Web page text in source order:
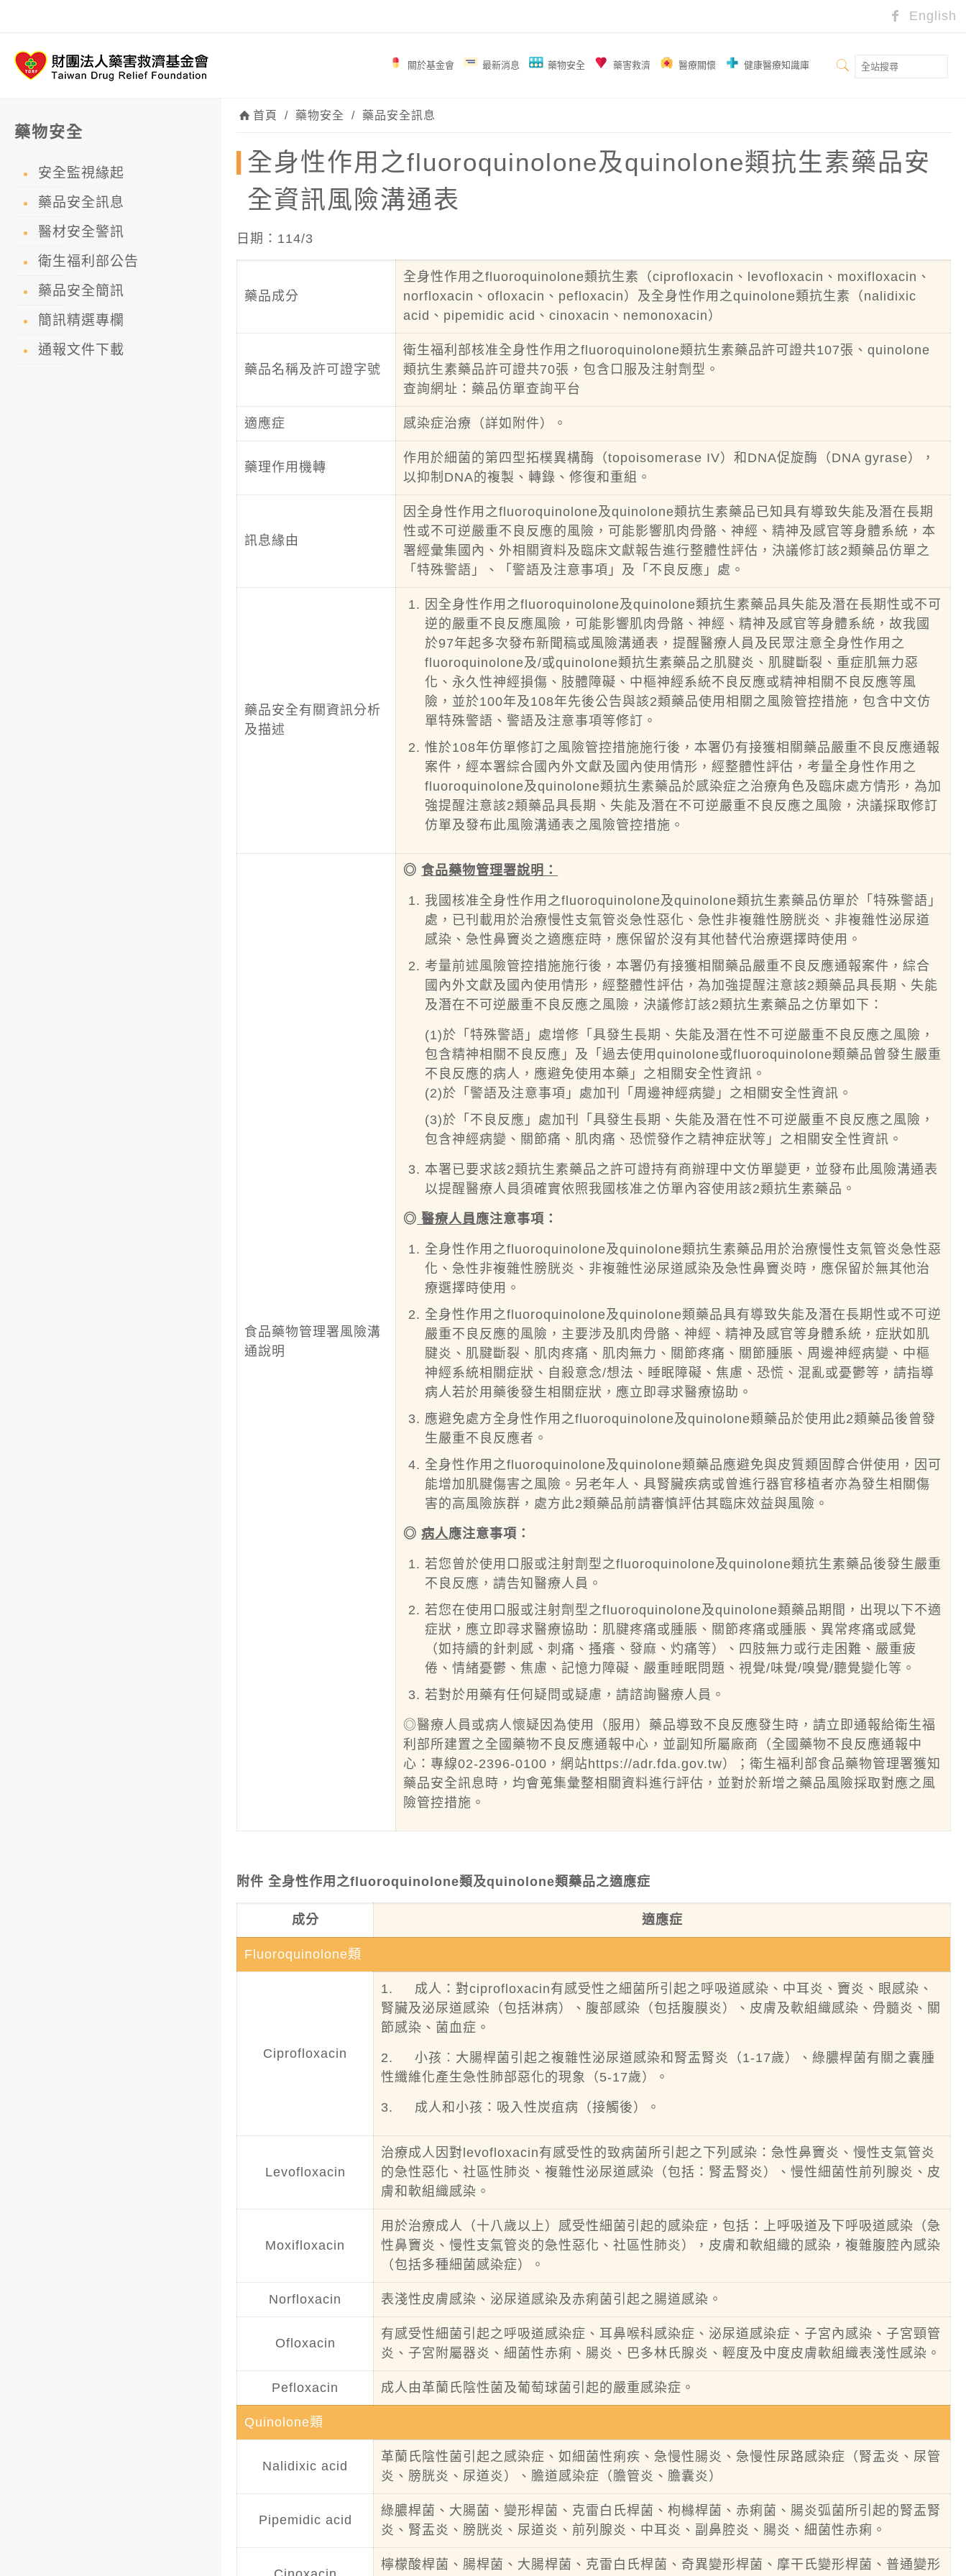
English
關於基金會 最新消息 藥物安全 藥害救濟 醫療關懷 健康醫療知識庫
首頁 / 藥物安全 / 藥品安全訊息
全身性作用之fluoroquinolone及quinolone類抗生素藥品安
全資訊風險溝通表
日期：114/3
藥品成分
全身性作用之fluoroquinolone類抗生素（ciprofloxacin、levofloxacin、moxifloxacin、
norfloxacin、ofloxacin、pefloxacin）及全身性作用之quinolone類抗生素（nalidixic
acid、pipemidic acid、cinoxacin、nemonoxacin）
藥品名稱及許可證字號
衛生福利部核准全身性作用之fluoroquinolone類抗生素藥品許可證共107張、quinolone
類抗生素藥品許可證共70張，包含口服及注射劑型。
查詢網址： 藥品仿單查詢平台
適應症 感染症治療（詳如附件）。
藥理作用機轉
作用於細菌的第四型拓樸異構酶（topoisomerase IV）和DNA促旋酶（DNA gyrase），
以抑制DNA的複製、轉錄、修復和重組。
訊息緣由
因全身性作用之fluoroquinolone及quinolone類抗生素藥品已知具有導致失能及潛在長期
性或不可逆嚴重不良反應的風險，可能影響肌肉骨骼、神經、精神及感官等身體系統，本
署經彙集國內、外相關資料及臨床文獻報告進行整體性評估，決議修訂該2類藥品仿單之
「特殊警語」、「警語及注意事項」及「不良反應」處。
藥品安全有關資訊分析
及描述
因全身性作用之fluoroquinolone及quinolone類抗生素藥品具失能及潛在長期性或不可
逆的嚴重不良反應風險，可能影響肌肉骨骼、神經、精神及感官等身體系統，故我國
於97年起多次發布新聞稿或風險溝通表，提醒醫療人員及民眾注意全身性作用之
fluoroquinolone及/或quinolone類抗生素藥品之肌腱炎、肌腱斷裂、重症肌無力惡
化、永久性神經損傷、肢體障礙、中樞神經系統不良反應或精神相關不良反應等風
險，並於100年及108年先後公告與該2類藥品使用相關之風險管控措施，包含中文仿
單特殊警語、警語及注意事項等修訂。
惟於108年仿單修訂之風險管控措施施行後，本署仍有接獲相關藥品嚴重不良反應通報
案件，經本署綜合國內外文獻及國內使用情形，經整體性評估，考量全身性作用之
fluoroquinolone及quinolone類抗生素藥品於感染症之治療角色及臨床處方情形，為加
強提醒注意該2類藥品具長期、失能及潛在不可逆嚴重不良反應之風險，決議採取修訂
仿單及發布此風險溝通表之風險管控措施。
食品藥物管理署風險溝
通說明
◎食品藥物管理署說明：
我國核准全身性作用之fluoroquinolone及quinolone類抗生素藥品仿單於「特殊警語」
處，已刊載用於治療慢性支氣管炎急性惡化、急性非複雜性膀胱炎、非複雜性泌尿道
感染、急性鼻竇炎之適應症時，應保留於沒有其他替代治療選擇時使用。
考量前述風險管控措施施行後，本署仍有接獲相關藥品嚴重不良反應通報案件，綜合
國內外文獻及國內使用情形，經整體性評估，為加強提醒注意該2類藥品具長期、失能
及潛在不可逆嚴重不良反應之風險，決議修訂該2類抗生素藥品之仿單如下：
(1)於「特殊警語」處增修「具發生長期、失能及潛在性不可逆嚴重不良反應之風險，
包含精神相關不良反應」及「過去使用quinolone或fluoroquinolone類藥品曾發生嚴重
不良反應的病人，應避免使用本藥」之相關安全性資訊。
(2)於「警語及注意事項」處加刊「周邊神經病變」之相關安全性資訊。
(3)於「不良反應」處加刊「具發生長期、失能及潛在性不可逆嚴重不良反應之風險，
包含神經病變、關節痛、肌肉痛、恐慌發作之精神症狀等」之相關安全性資訊。
本署已要求該2類抗生素藥品之許可證持有商辦理中文仿單變更，並發布此風險溝通表
以提醒醫療人員須確實依照我國核准之仿單內容使用該2類抗生素藥品。
◎ 醫療人員應注意事項：
全身性作用之fluoroquinolone及quinolone類抗生素藥品用於治療慢性支氣管炎急性惡
化、急性非複雜性膀胱炎、非複雜性泌尿道感染及急性鼻竇炎時，應保留於無其他治
療選擇時使用。
全身性作用之fluoroquinolone及quinolone類藥品具有導致失能及潛在長期性或不可逆
嚴重不良反應的風險，主要涉及肌肉骨骼、神經、精神及感官等身體系統，症狀如肌
腱炎、肌腱斷裂、肌肉疼痛、肌肉無力、關節疼痛、關節腫脹、周邊神經病變、中樞
神經系統相關症狀、自殺意念/想法、睡眠障礙、焦慮、恐慌、混亂或憂鬱等，請指導
病人若於用藥後發生相關症狀，應立即尋求醫療協助。
應避免處方全身性作用之fluoroquinolone及quinolone類藥品於使用此2類藥品後曾發
生嚴重不良反應者。
全身性作用之fluoroquinolone及quinolone類藥品應避免與皮質類固醇合併使用，因可
能增加肌腱傷害之風險。另老年人、具腎臟疾病或曾進行器官移植者亦為發生相關傷
害的高風險族群，處方此2類藥品前請審慎評估其臨床效益與風險。
◎病人應注意事項：
若您曾於使用口服或注射劑型之fluoroquinolone及quinolone類抗生素藥品後發生嚴重
不良反應，請告知醫療人員。
若您在使用口服或注射劑型之fluoroquinolone及quinolone類藥品期間，出現以下不適
症狀，應立即尋求醫療協助：肌腱疼痛或腫脹、關節疼痛或腫脹、異常疼痛或感覺
（如持續的針刺感、刺痛、搔癢、發麻、灼痛等）、四肢無力或行走困難、嚴重疲
倦、情緒憂鬱、焦慮、記憶力障礙、嚴重睡眠問題、視覺/味覺/嗅覺/聽覺變化等。
若對於用藥有任何疑問或疑慮，請諮詢醫療人員。
◎醫療人員或病人懷疑因為使用（服用）藥品導致不良反應發生時，請立即通報給衛生福
利部所建置之全國藥物不良反應通報中心，並副知所屬廠商（全國藥物不良反應通報中
心：專線02-2396-0100，網站https://adr.fda.gov.tw）；衛生福利部食品藥物管理署獲知
藥品安全訊息時，均會蒐集彙整相關資料進行評估，並對於新增之藥品風險採取對應之風
險管控措施。
附件 全身性作用之fluoroquinolone類及quinolone類藥品之適應症
成分 適應症
Fluoroquinolone類
Ciprofloxacin
1. 成人：對ciprofloxacin有感受性之細菌所引起之呼吸道感染、中耳炎、竇炎、眼感染、
腎臟及泌尿道感染（包括淋病）、腹部感染（包括腹膜炎）、皮膚及軟組織感染、骨髓炎、關
節感染、菌血症。
2. 小孩︰大腸桿菌引起之複雜性泌尿道感染和腎盂腎炎（1-17歲）、綠膿桿菌有關之囊腫
性纖維化產生急性肺部惡化的現象（5-17歲）。
3. 成人和小孩：吸入性炭疽病（接觸後）。
Levofloxacin
治療成人因對levofloxacin有感受性的致病菌所引起之下列感染：急性鼻竇炎、慢性支氣管炎
的急性惡化、社區性肺炎、複雜性泌尿道感染（包括：腎盂腎炎）、慢性細菌性前列腺炎、皮
膚和軟組織感染。
Moxifloxacin
用於治療成人（十八歲以上）感受性細菌引起的感染症，包括：上呼吸道及下呼吸道感染（急
性鼻竇炎、慢性支氣管炎的急性惡化、社區性肺炎），皮膚和軟組織的感染，複雜腹腔內感染
（包括多種細菌感染症）。
Norfloxacin 表淺性皮膚感染、泌尿道感染及赤痢菌引起之腸道感染。
Ofloxacin
有感受性細菌引起之呼吸道感染症、耳鼻喉科感染症、泌尿道感染症、子宮內感染、子宮頸管
炎、子宮附屬器炎、細菌性赤痢、腸炎、巴多林氏腺炎、輕度及中度皮膚軟組織表淺性感染。
Pefloxacin 成人由革蘭氏陰性菌及葡萄球菌引起的嚴重感染症。
Quinolone類
Nalidixic acid
革蘭氏陰性菌引起之感染症、如細菌性痢疾、急慢性腸炎、急慢性尿路感染症（腎盂炎、尿管
炎、膀胱炎、尿道炎）、膽道感染症（膽管炎、膽囊炎）
Pipemidic acid
綠膿桿菌、大腸菌、變形桿菌、克雷白氏桿菌、枸櫞桿菌、赤痢菌、腸炎弧菌所引起的腎盂腎
炎、腎盂炎、膀胱炎、尿道炎、前列腺炎、中耳炎、副鼻腔炎、腸炎、細菌性赤痢。
檸檬酸桿菌、腸桿菌、大腸桿菌、克雷白氏桿菌、奇異變形桿菌、摩干氏變形桿菌、普通變形
藥物安全
安全監視緣起
藥品安全訊息
醫材安全警訊
衛生福利部公告
藥品安全簡訊
簡訊精選專欄
通報文件下載